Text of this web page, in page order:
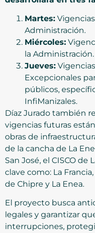
Martes:
Administración.
Miércoles:
la Administración.
Jueves:
Excepcionales
públicos,
InfiManizales.
Díaz Jurado también
vigencias futuras
obras de
de la cancha de La
San José, el CISCO de
clave como: La
de Chipre y La Enea.
El proyecto busca
legales y garantizar
interrupciones,